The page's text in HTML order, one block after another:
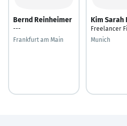
Bernd Reinheimer
---
Frankfurt am Main
Kim Sarah
Freelancer
Munich